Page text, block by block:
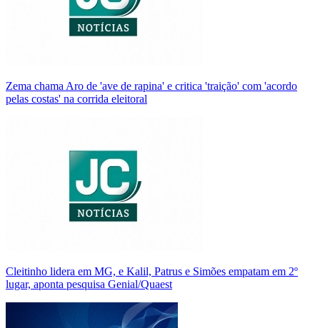
Zema chama Aro de 'ave de rapina' e critica 'traição' com 'acordo
pelas costas' na corrida eleitoral
Cleitinho lidera em MG, e Kalil, Patrus e Simões empatam em 2º
lugar, aponta pesquisa Genial/Quaest